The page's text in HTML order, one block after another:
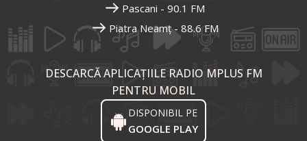
Pascani - 90.1 FM
Piatra Neamț - 88.6 FM
DESCARCĂ APLICAȚIILE RADIO MPLUS FM
PENTRU MOBIL
DISPONIBIL PE
GOOGLE PLAY